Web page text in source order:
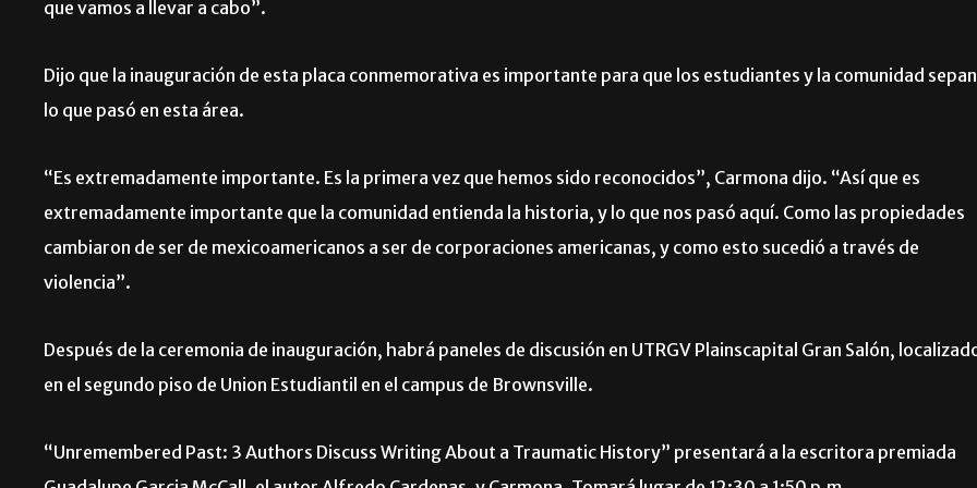
que vamos a llevar a cabo”.
Dijo que la inauguración de esta placa conmemorativa es importante para que los estudiantes y la comunidad sepan
lo que pasó en esta área.
“Es extremadamente importante. Es la primera vez que hemos sido reconocidos”, Carmona dijo. “Así que es
extremadamente importante que la comunidad entienda la historia, y lo que nos pasó aquí. Como las propiedades
cambiaron de ser de mexicoamericanos a ser de corporaciones americanas, y como esto sucedió a través de
violencia”.
Después de la ceremonia de inauguración, habrá paneles de discusión en UTRGV Plainscapital Gran Salón,
en el segundo piso de Union Estudiantil en el campus de Brownsville.
“Unremembered Past: 3 Authors Discuss Writing About a Traumatic History” presentará a la escritora premiada